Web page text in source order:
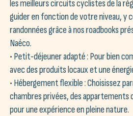
les meilleurs circuits cyclistes de la
guider en fonction de votre niveau, y
randonnées grâce à nos roadbooks
Naéco.
• Petit-déjeuner adapté : Pour bien
avec des produits locaux et une
• Hébergement flexible : Choisissez
chambres privées, des appartements
pour une expérience en pleine nature.